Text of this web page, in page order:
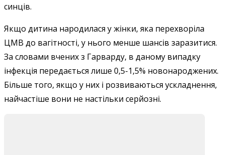
синців.
Якщо дитина народилася у жінки, яка перехворіла
ЦМВ до вагітності, у нього менше шансів заразитися.
За словами вчених з Гарварду, в даному випадку
інфекція передається лише 0,5-1,5% новонароджених.
Більше того, якщо у них і розвиваються ускладнення,
найчастіше вони не настільки серйозні.